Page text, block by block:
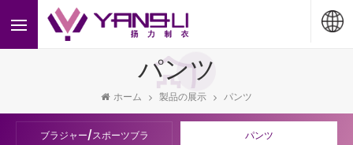
パンツ
ホーム 製品の展示 パンツ
ブラジャー/スポーツブラ パンツ